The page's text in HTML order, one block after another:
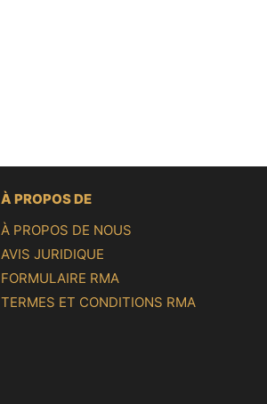
À PROPOS DE
À PROPOS DE NOUS
AVIS JURIDIQUE
FORMULAIRE RMA
TERMES ET CONDITIONS RMA